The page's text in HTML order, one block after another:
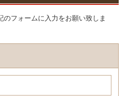
フォームに入力をお願い致しま